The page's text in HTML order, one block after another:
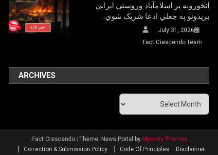
انځورونه پر اسلامآباد وروستي ایراني
بريدونو په جعلي ادعا شریک شوي.
July 31, 2026
Fact Crescendo Team
ARCHIVES
Archives
Fact Crescendo | Theme: News Portal by Mystery Themes
Disclaimer
Code Of Principles
Correction & Submission Policy